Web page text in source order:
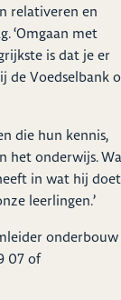
relativeren en
‘Omgaan met
is dat je er
de Voedselbank
die hun kennis,
het onderwijs.
in wat hij
leerlingen.’
onderbouw
07 of